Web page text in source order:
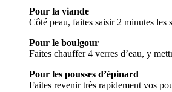
Pour la viande
Côté peau, faites saisir 2 minutes les
Pour le boulgour
Faites chauffer 4 verres d’eau, y
Pour les pousses d’épinard
Faites revenir très rapidement vos